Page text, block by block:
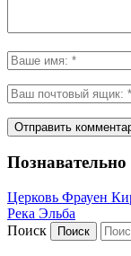
Познавательно
Церковь Фрауен
Река Эльба
Поиск